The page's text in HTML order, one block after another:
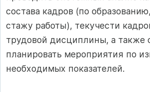
состава кадров (по
стажу работы), текучести
трудовой дисциплины, а также
планировать мероприятия по
необходимых показателей.